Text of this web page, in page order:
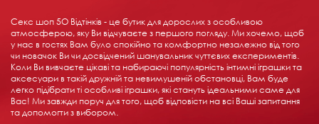
Секс шоп 5О Відтінків - це бутик для дорослих з особливою
атмосферою, яку Ви відчуваєте з першого погляду. Ми хочемо, щоб
у нас в гостях Вам було спокійно та комфортно незалежно від того
чи новачок Ви чи досвідчений шанувальник чуттєвих експериментів.
Коли Ви вивчаєте цікаві та набираючі популярність інтимні іграшки та
аксесуари в такій дружній та невимушеній обстановці, Вам буде
легко підібрати ті особливі іграшки, які стануть ідеальними саме для
Вас! Ми завжди поруч для того, щоб відповісти на всі Ваші запитання
та допомогти з вибором.